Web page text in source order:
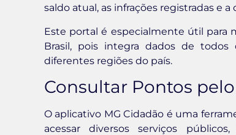
saldo atual, as infrações registradas e
Este portal é especialmente útil para
Brasil, pois integra dados de todos
diferentes regiões do país.
Consultar Pontos
O aplicativo MG Cidadão é uma
acessar diversos serviços